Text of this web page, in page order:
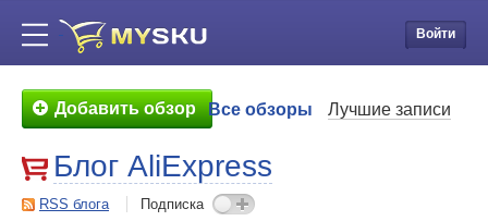
Войти
Добавить обзор Все обзоры Лучшие записи
Блог AliExpress
RSS блога Подписка